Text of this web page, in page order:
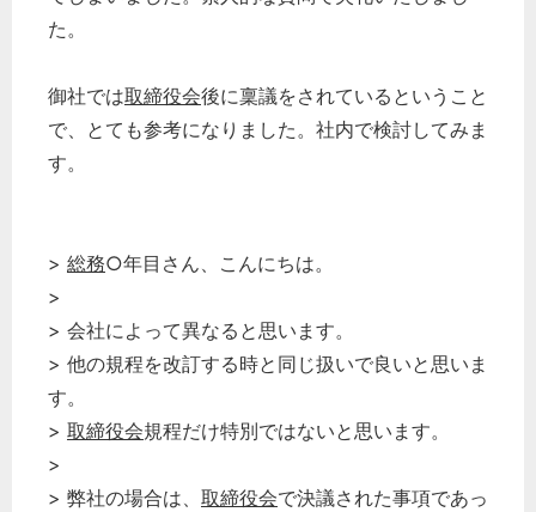
た。
御社では取締役会後に稟議をされているということ
で、とても参考になりました。社内で検討してみま
す。
> 総務○年目さん、こんにちは。
>
> 会社によって異なると思います。
> 他の規程を改訂する時と同じ扱いで良いと思いま
す。
> 取締役会規程だけ特別ではないと思います。
>
> 弊社の場合は、 取締役会で決議された事項であっ